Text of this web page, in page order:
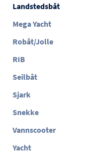
Landstedsbåt
Mega Yacht
Robåt/Jolle
RIB
Seilbåt
Sjark
Snekke
Vannscooter
Yacht